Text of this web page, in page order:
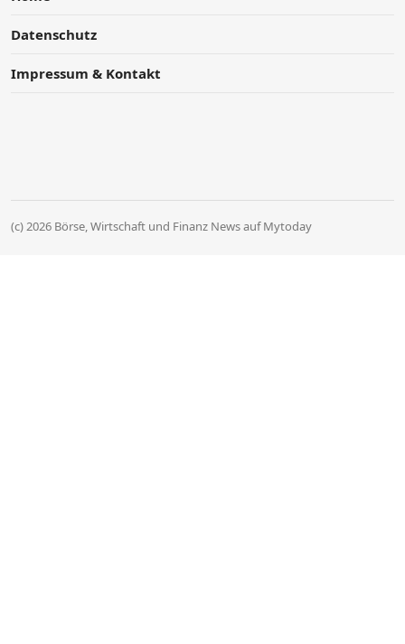
Datenschutz
Impressum & Kontakt
(c) 2026 Börse, Wirtschaft und Finanz News auf Mytoday